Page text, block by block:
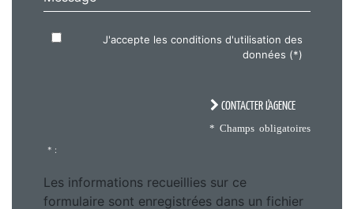
J'accepte les conditions d'utilisation des
données (*)
CONTACTER L'AGENCE
* Champs obligatoires
* :
Les informations recueillies sur ce
formulaire sont enregistrées dans un fichier